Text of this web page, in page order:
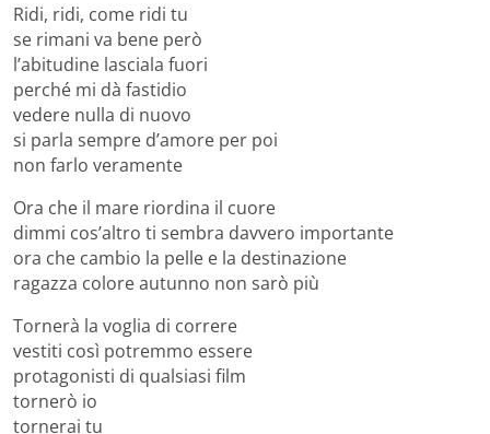
Ridi, ridi, come ridi tu
se rimani va bene però
l’abitudine lasciala fuori
perché mi dà fastidio
vedere nulla di nuovo
si parla sempre d’amore per poi
non farlo veramente
Ora che il mare riordina il cuore
dimmi cos’altro ti sembra davvero importante
ora che cambio la pelle e la destinazione
ragazza colore autunno non sarò più
Tornerà la voglia di correre
vestiti così potremmo essere
protagonisti di qualsiasi film
tornerò io
tornerai tu